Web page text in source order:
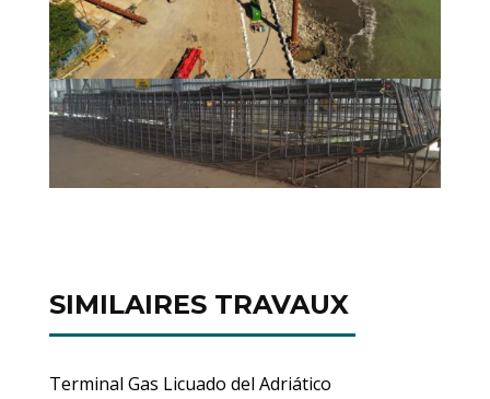
SIMILAIRES TRAVAUX
Terminal Gas Licuado del Adriático